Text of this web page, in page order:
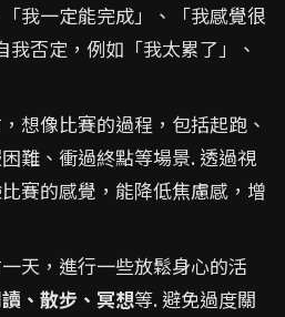
我一定能完成」、「我感覺很
我否定，例如「我太累了」、
，想像比賽的過程，包括起跑、
難、衝過終點等場景. 透過視
賽的感覺，能降低焦慮感，增
一天，進行一些放鬆身心的活
、散步、冥想等. 避免過度關